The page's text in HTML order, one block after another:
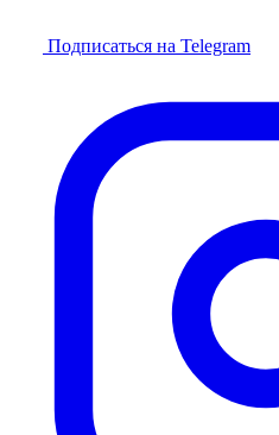
Подписаться на Telegram